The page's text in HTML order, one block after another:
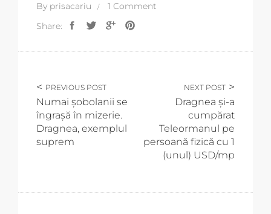
By prisacariu
1 Comment
Share:
PREVIOUS POST
Numai șobolanii se
îngrașă în mizerie.
Dragnea, exemplul
suprem
NEXT POST
Dragnea și-a
cumpărat
Teleormanul pe
persoană fizică cu 1
(unul) USD/mp